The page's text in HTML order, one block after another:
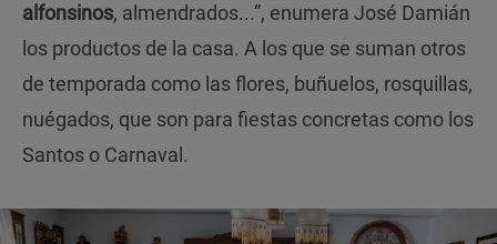
alfonsinos, almendrados...”, enumera José Damián
los productos de la casa. A los que se suman otros
de temporada como las flores, buñuelos, rosquillas,
nuégados, que son para fiestas concretas como los
Santos o Carnaval.